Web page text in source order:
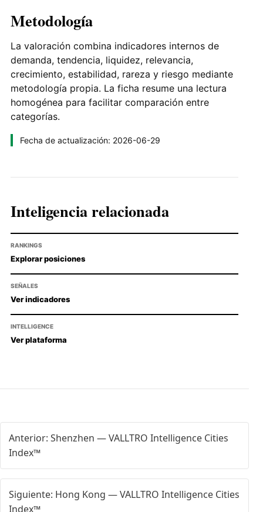
Metodología
La valoración combina indicadores internos de
demanda, tendencia, liquidez, relevancia,
crecimiento, estabilidad, rareza y riesgo mediante
metodología propia. La ficha resume una lectura
homogénea para facilitar comparación entre
categorías.
Fecha de actualización: 2026-06-29
Inteligencia relacionada
RANKINGS
Explorar posiciones
SEÑALES
Ver indicadores
INTELLIGENCE
Ver plataforma
Anterior: Shenzhen — VALLTRO Intelligence Cities
Index™
Siguiente: Hong Kong — VALLTRO Intelligence Cities
Index™